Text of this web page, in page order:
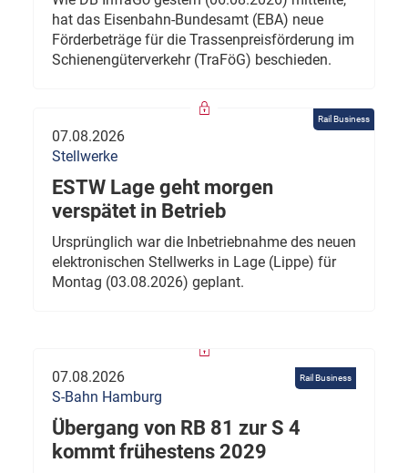
hat das Eisenbahn-Bundesamt (EBA) neue
Förderbeträge für die Trassenpreisförderung im
Schienengüterverkehr (TraFöG) beschieden.
Rail Business
07.08.2026
Stellwerke
ESTW Lage geht morgen
verspätet in Betrieb
Ursprünglich war die Inbetriebnahme des neuen
elektronischen Stellwerks in Lage (Lippe) für
Montag (03.08.2026) geplant.
Rail Business
07.08.2026
S-Bahn Hamburg
Übergang von RB 81 zur S 4
kommt frühestens 2029